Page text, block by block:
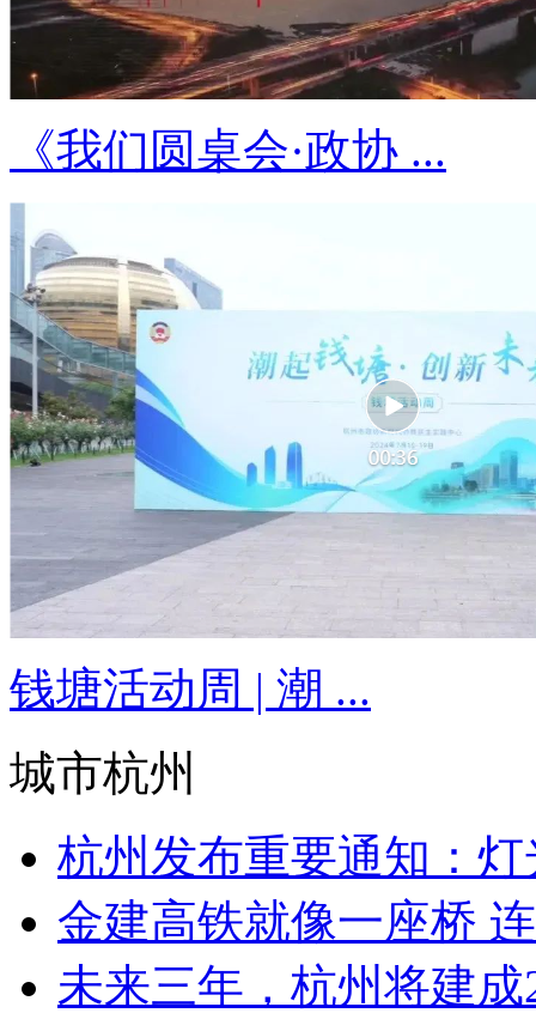
《我们圆桌会·政协 ...
钱塘活动周 | 潮 ...
城市杭州
杭州发布重要通知：
金建高铁就像一座桥
未来三年，杭州将建成